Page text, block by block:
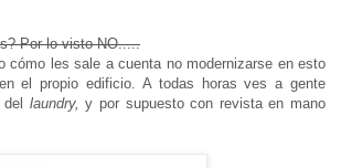
Por lo visto NO.....
cómo les sale a cuenta no modernizarse en esto
el propio edificio. A todas horas ves a gente
laundry,y por supuesto con revista en mano